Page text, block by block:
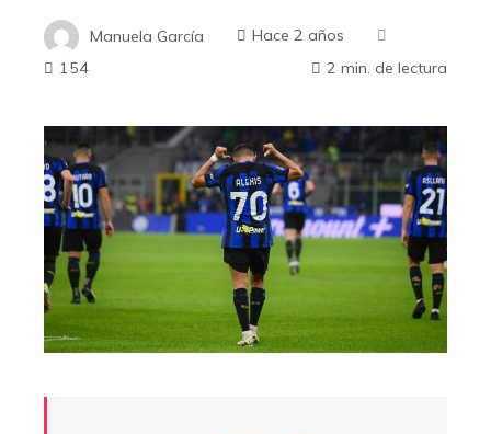
Manuela García
Hace 2 años
154
2 min. de lectura